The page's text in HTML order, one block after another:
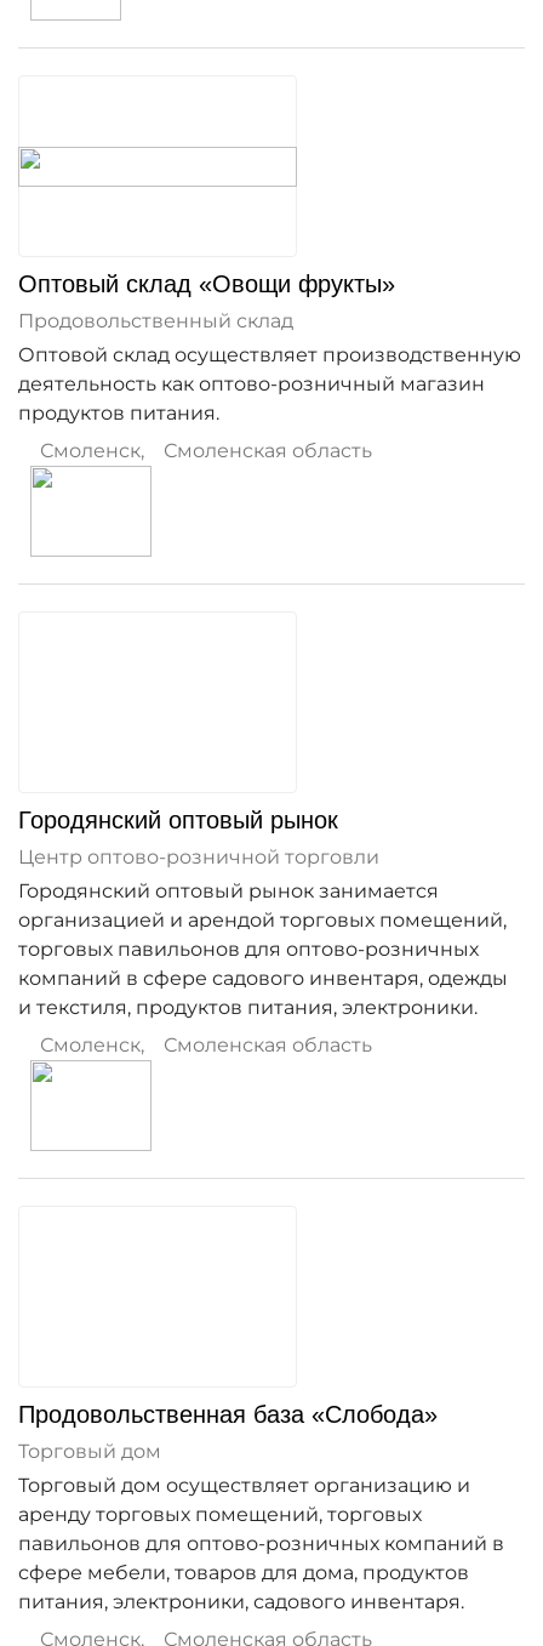
Оптовый склад «Овощи фрукты»
Продовольственный склад
Оптовой склад осуществляет производственную
деятельность как оптово-розничный магазин
продуктов питания.
Смоленск, Смоленская область
Городянский оптовый рынок
Центр оптово-розничной торговли
Городянский оптовый рынок занимается
организацией и арендой торговых помещений,
торговых павильонов для оптово-розничных
компаний в сфере садового инвентаря, одежды
и текстиля, продуктов питания, электроники.
Смоленск, Смоленская область
Продовольственная база «Слобода»
Торговый дом
Торговый дом осуществляет организацию и
аренду торговых помещений, торговых
павильонов для оптово-розничных компаний в
сфере мебели, товаров для дома, продуктов
питания, электроники, садового инвентаря.
Смоленск, Смоленская область